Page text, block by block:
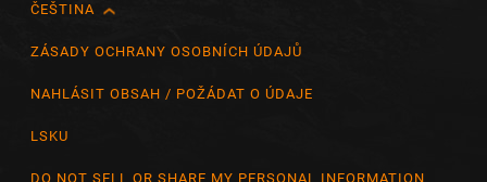
English
Čeština
ČEŠTINA
ZÁSADY OCHRANY OSOBNÍCH ÚDAJŮ
NAHLÁSIT OBSAH / POŽÁDAT O ÚDAJE
LSKU
DO NOT SELL OR SHARE MY PERSONAL INFORMATION